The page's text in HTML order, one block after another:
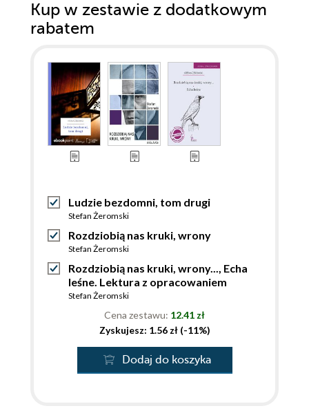
Kup w zestawie z dodatkowym
rabatem
Ludzie bezdomni, tom drugi
Stefan Żeromski
Rozdziobią nas kruki, wrony
Stefan Żeromski
Rozdziobią nas kruki, wrony..., Echa
leśne. Lektura z opracowaniem
Stefan Żeromski
Cena zestawu: 12.41 zł
Zyskujesz: 1.56 zł (-11%)
Dodaj do koszyka